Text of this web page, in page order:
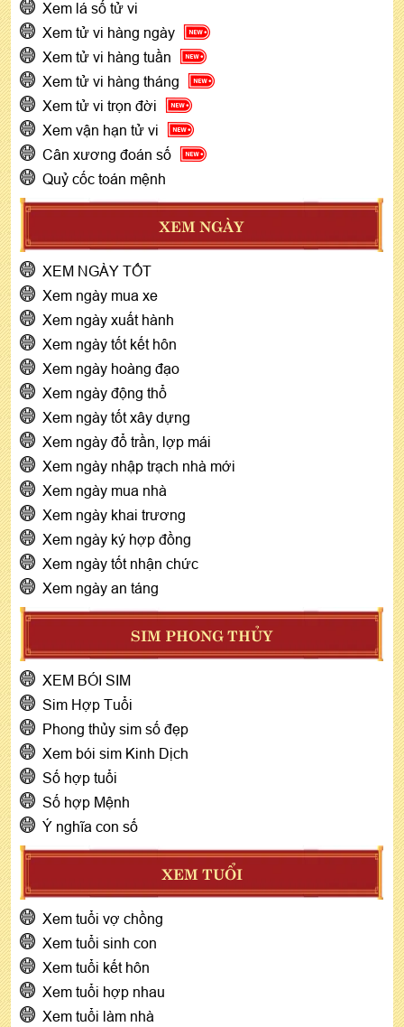
Xem lá số tử vi
Xem tử vi hàng ngày
Xem tử vi hàng tuần
Xem tử vi hàng tháng
Xem tử vi trọn đời
Xem vận hạn tử vi
Cân xương đoán số
Quỷ cốc toán mệnh
XEM NGÀY
XEM NGÀY TỐT
Xem ngày mua xe
Xem ngày xuất hành
Xem ngày tốt kết hôn
Xem ngày hoàng đạo
Xem ngày động thổ
Xem ngày tốt xây dựng
Xem ngày đổ trần, lợp mái
Xem ngày nhập trạch nhà mới
Xem ngày mua nhà
Xem ngày khai trương
Xem ngày ký hợp đồng
Xem ngày tốt nhận chức
Xem ngày an táng
SIM PHONG THỦY
XEM BÓI SIM
Sim Hợp Tuổi
Phong thủy sim số đẹp
Xem bói sim Kinh Dịch
Số hợp tuổi
Số hợp Mệnh
Ý nghĩa con số
XEM TUỔI
Xem tuổi vợ chồng
Xem tuổi sinh con
Xem tuổi kết hôn
Xem tuổi hợp nhau
Xem tuổi làm nhà